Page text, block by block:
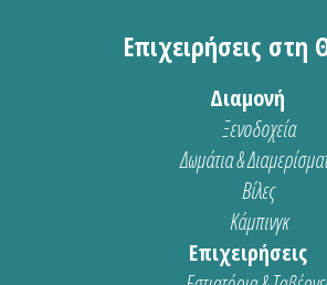
Επιχειρήσεις στη
Διαμονή
Ξενοδοχεία
Δωμάτια &
Βίλες
Κάμπινγκ
Επιχειρήσεις